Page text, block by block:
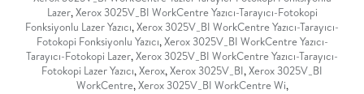
Lazer,Xerox 3025V_BI WorkCentre Yazıcı-Tarayıcı-Fotokopi
Fonksiyonlu Lazer Yazıcı,Xerox 3025V_BI WorkCentre Yazıcı-Tarayıcı-
Fotokopi Fonksiyonlu Yazıcı,Xerox 3025V_BI WorkCentre Yazıcı-
Tarayıcı-Fotokopi Lazer,Xerox 3025V_BI WorkCentre Yazıcı-Tarayıcı-
Fotokopi Lazer Yazıcı,Xerox,Xerox 3025V_BI,Xerox 3025V_BI
WorkCentre,Xerox 3025V_BI WorkCentre Wi,